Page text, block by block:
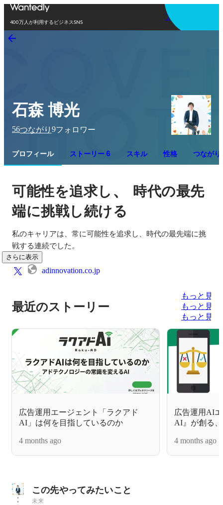
400万人が利用するビジネスSNS
アプリを使う
石森 博光
56つながり 9フォロワー
プロフィール ストーリー 6 スキル 性格 つながり
可能性を追求し 、
時代の最先
端に挑戦し続ける
私のキャリアは、常に可能性を追求し、時代の最先端に挑
戦する連続でした。
さらに表示
adinnovation.co.jp
最近のストーリー
もっと見る
もっと見る
もっと見る
広告運用エージェント「ラクアド
AI」は何を目指しているのか
4 months ago
広告運用AI
AI』が創る
4 months ago
この先やってみたいこと
未来